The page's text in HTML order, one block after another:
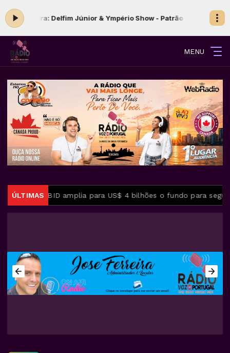
agora: Delfim Júnior & Ympério Show - Patrão fora HORA 15
MENU
ÚLTIMAS
2027 BID amplia para US$ 4 bilhões o fundo para